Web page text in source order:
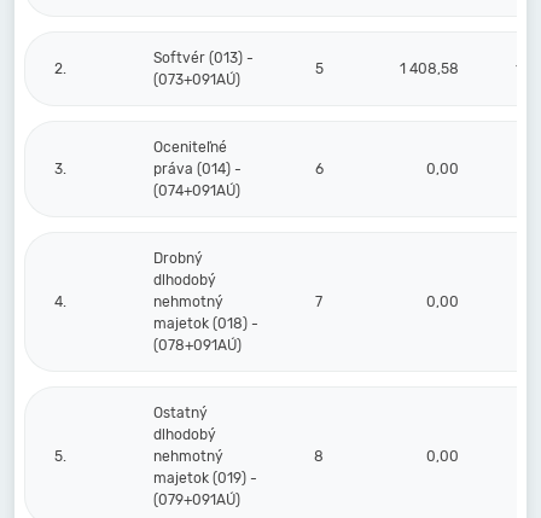
2.
Softvér (013) -
(073+091AÚ)
5 1 408,58 1
3.
Oceniteľné
práva (014) -
(074+091AÚ)
6 0,00
4.
Drobný
dlhodobý
nehmotný
majetok (018) -
(078+091AÚ)
7 0,00
5.
Ostatný
dlhodobý
nehmotný
majetok (019) -
(079+091AÚ)
8 0,00